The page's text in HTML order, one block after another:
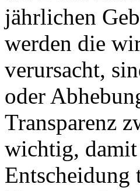
jährlichen
werden die
verursacht,
oder
Transparenz
wichtig, damit
Entscheidung